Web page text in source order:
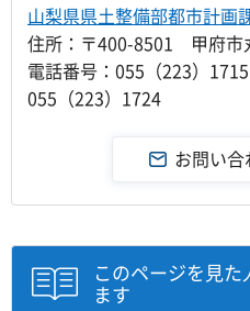
山梨県県土整備部都市計画
住所：〒400-8501 甲府市
電話番号：055（223）
055（223）1724
このページを見
ます